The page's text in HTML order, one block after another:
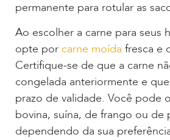
permanente para rotular as
Ao escolher a carne para seus
opte por carne moída fresca e
Certifique-se de que a carne
congelada anteriormente e
prazo de validade. Você pode
bovina, suína, de frango ou de
dependendo da sua